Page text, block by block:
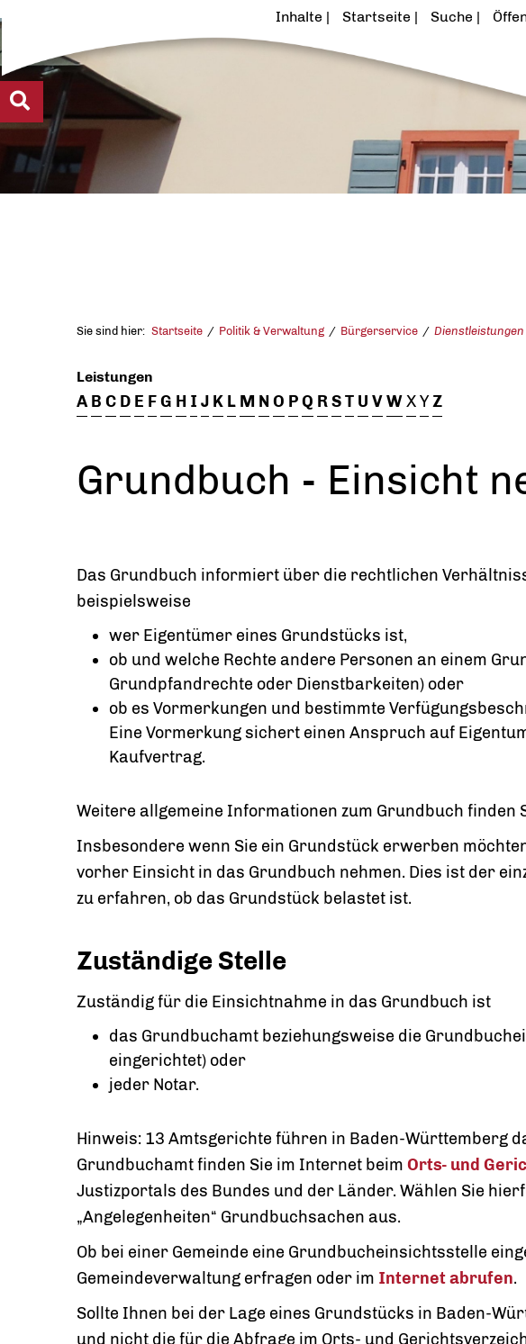
Inhalte Startseite Suche
Sie sind hier: Startseite Politik & Verwaltung Bürgerservice Dienstleistungen
Leistungen
A B C D E FG H I J K L M NO PQ RST U VWXYZ
Grundbuch - Einsicht
Das Grundbuch informiert über die rechtlichen
beispielsweise
wer Eigentümer eines Grundstücks ist,
ob und welche Rechte andere Personen an einem
Grundpfandrechte oder Dienstbarkeiten) oder
ob es Vormerkungen und bestimmte
Eine Vormerkung sichert einen Anspruch auf
Kaufvertrag.
Weitere allgemeine Informationen zum Grundbuch finden
Insbesondere wenn Sie ein Grundstück erwerben
vorher Einsicht in das Grundbuch nehmen. Dies ist der
zu erfahren, ob das Grundstück belastet ist.
Zuständige Stelle
Zuständig für die Einsichtnahme in das Grundbuch ist
das Grundbuchamt beziehungsweise die
eingerichtet) oder
jeder Notar.
Hinweis: 13 Amtsgerichte führen in Baden-Württemberg
Grundbuchamt finden Sie im Internet beim Orts- und
Justizportals des Bundes und der Länder. Wählen Sie
„Angelegenheiten“ Grundbuchsachen aus.
Ob bei einer Gemeinde eine Grundbucheinsichtsstelle
Gemeindeverwaltung erfragen oder im Internetabrufen.
Sollte Ihnen bei der Lage eines Grundstücks in Baden-
und nicht die für die Abfrage im Orts- und